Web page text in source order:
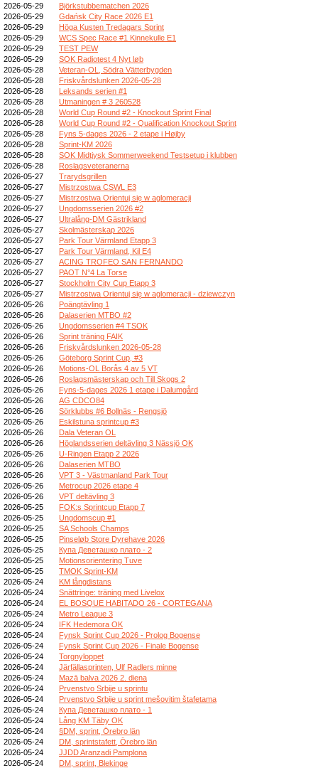
2026-05-29
Björkstubbematchen 2026
2026-05-29
Gdańsk City Race 2026 E1
2026-05-29
Höga Kusten Tredagars Sprint
2026-05-29
WCS Spec Race #1 Kinnekulle E1
2026-05-29
TEST PEW
2026-05-29
SOK Radiotest 4 Nyt løb
2026-05-28
Veteran-OL, Södra Vätterbygden
2026-05-28
Friskvårdslunken 2026-05-28
2026-05-28
Leksands serien #1
2026-05-28
Utmaningen # 3 260528
2026-05-28
World Cup Round #2 - Knockout Sprint Final
2026-05-28
World Cup Round #2 - Qualification Knockout Sprint
2026-05-28
Fyns 5-dages 2026 - 2 etape i Højby
2026-05-28
Sprint-KM 2026
2026-05-28
SOK Midtjysk Sommerweekend Testsetup i klubben
2026-05-28
Roslagsveteranerna
2026-05-27
Trarydsgrillen
2026-05-27
Mistrzostwa CSWL E3
2026-05-27
Mistrzostwa Orientuj się w aglomeracji
2026-05-27
Ungdomsserien 2026 #2
2026-05-27
Ultralång-DM Gästrikland
2026-05-27
Skolmästerskap 2026
2026-05-27
Park Tour Värmland Etapp 3
2026-05-27
Park Tour Värmland, Kil E4
2026-05-27
ACING TROFEO SAN FERNANDO
2026-05-27
PAOT N°4 La Torse
2026-05-27
Stockholm City Cup Etapp 3
2026-05-27
Mistrzostwa Orientuj się w aglomeracji - dziewczyn
2026-05-26
Poängtävling 1
2026-05-26
Dalaserien MTBO #2
2026-05-26
Ungdomsserien #4 TSOK
2026-05-26
Sprint träning FAIK
2026-05-26
Friskvårdslunken 2026-05-28
2026-05-26
Göteborg Sprint Cup, #3
2026-05-26
Motions-OL Borås 4 av 5 VT
2026-05-26
Roslagsmästerskap och Till Skogs 2
2026-05-26
Fyns-5-dages 2026 1 etape i Dalumgård
2026-05-26
AG CDCO84
2026-05-26
Sörklubbs #6 Bollnäs - Rengsjö
2026-05-26
Eskilstuna sprintcup #3
2026-05-26
Dala Veteran OL
2026-05-26
Höglandsserien deltävling 3 Nässjö OK
2026-05-26
U-Ringen Etapp 2 2026
2026-05-26
Dalaserien MTBO
2026-05-26
VPT 3 - Västmanland Park Tour
2026-05-26
Metrocup 2026 etape 4
2026-05-26
VPT deltävling 3
2026-05-25
FOK:s Sprintcup Etapp 7
2026-05-25
Ungdomscup #1
2026-05-25
SA Schools Champs
2026-05-25
Pinseløb Store Dyrehave 2026
2026-05-25
Купа Деветашко плато - 2
2026-05-25
Motionsorientering Tuve
2026-05-25
TMOK Sprint-KM
2026-05-24
KM långdistans
2026-05-24
Snättringe: träning med Livelox
2026-05-24
EL BOSQUE HABITADO 26 - CORTEGANA
2026-05-24
Metro League 3
2026-05-24
IFK Hedemora OK
2026-05-24
Fynsk Sprint Cup 2026 - Prolog Bogense
2026-05-24
Fynsk Sprint Cup 2026 - Finale Bogense
2026-05-24
Torgnyloppet
2026-05-24
Järfällasprinten, Ulf Radlers minne
2026-05-24
Mazā balva 2026 2. diena
2026-05-24
Prvenstvo Srbije u sprintu
2026-05-24
Prvenstvo Srbije u sprint mešovitim štafetama
2026-05-24
Купа Деветашко плато - 1
2026-05-24
Lång KM Täby OK
2026-05-24
§DM, sprint, Örebro län
2026-05-24
DM, sprintstafett, Örebro län
2026-05-24
JJDD Aranzadi Pamplona
2026-05-24
DM, sprint, Blekinge